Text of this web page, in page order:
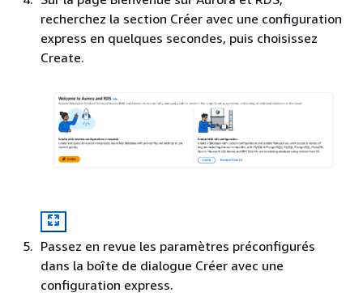
recherchez la section Créer avec une configuration
express en quelques secondes, puis choisissez
Create.
Passez en revue les paramètres préconfigurés
dans la boîte de dialogue Créer avec une
configuration express.